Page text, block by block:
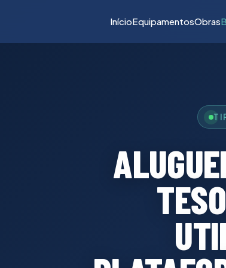
InícioEquipamentosObras